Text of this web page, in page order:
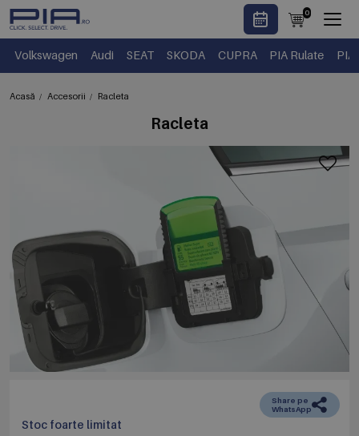
0
Volkswagen Audi SEAT SKODA CUPRA PIA Rulate PIA
Acasă Accesorii Racleta
Racleta
Stoc foarte limitat
Share pe
WhatsApp